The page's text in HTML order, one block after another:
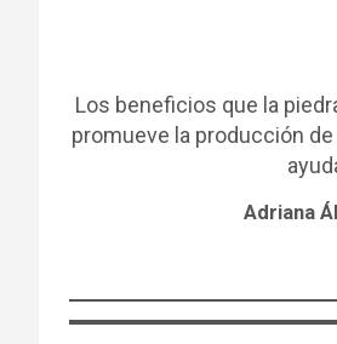
Los beneficios que la
promueve la producción
Adriana